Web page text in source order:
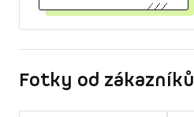
Fotky od zákazníků